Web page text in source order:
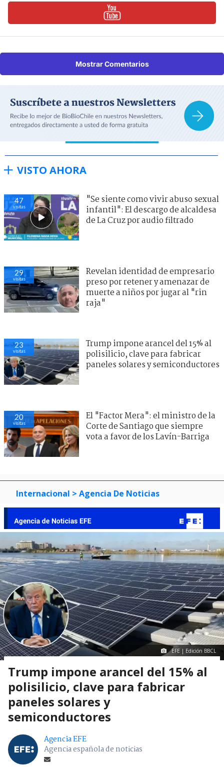
Mostrar Comentarios
VISTO AHORA
47
visitas
"Se siente como vivir abuso sexual
infantil": El descargo de alcaldesa
de La Cruz por audio filtrado
29
visitas
Revelan identidad de empresario
preso por retener y amenazar de
muerte a niños por jugar al "rin
raja"
23
visitas
Trump impone arancel del 15% al
polisilicio, clave para fabricar
paneles solares y semiconductores
20
visitas
El "Factor Mera": el ministro de la
Corte de Santiago que siempre
vota a favor de los Lavín-Barriga
Internacional > Agencia De Noticias
EFE | Edición BBCL
Trump impone arancel del 15% al
polisilicio, clave para fabricar
paneles solares y
semiconductores
Agencia EFE
Agencia española de noticias